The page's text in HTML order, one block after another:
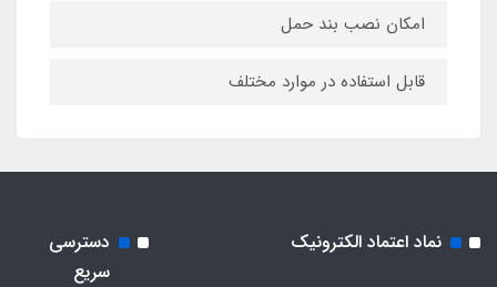
امکان نصب بند حمل
قابل استفاده در موارد مختلف
نماد اعتماد الکترونیک
دسترسی
سریع